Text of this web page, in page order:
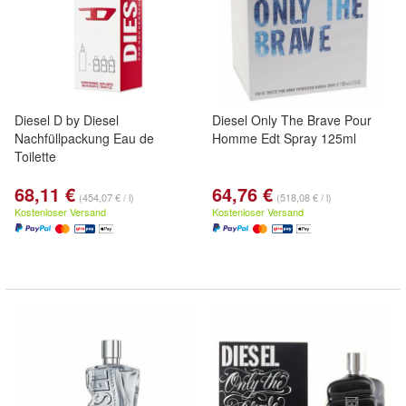
Diesel D by Diesel
Nachfüllpackung Eau de
Toilette
68,11 € (454,07 € / l)
Kostenloser Versand
Diesel Only The Brave Pour
Homme Edt Spray 125ml
64,76 € (518,08 € / l)
Kostenloser Versand